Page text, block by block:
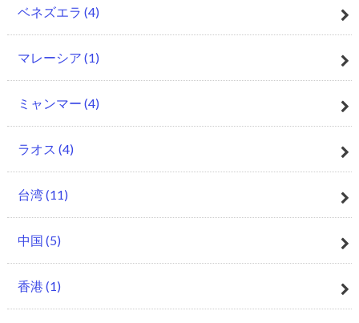
ベネズエラ (4)
マレーシア (1)
ミャンマー (4)
ラオス (4)
台湾(11)
中国 (5)
香港 (1)